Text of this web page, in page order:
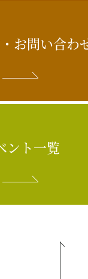
お問い合わ
ント一覧